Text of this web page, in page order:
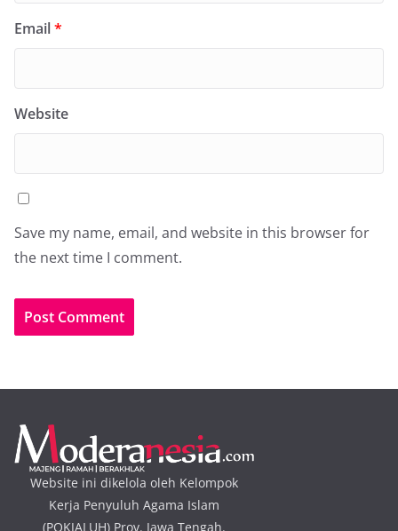
Email*
Website
Save my name, email, and website in this browser for
the next time I comment.
Website ini dikelola oleh Kelompok
Kerja Penyuluh Agama Islam
(POKJALUH) Prov. Jawa Tengah.